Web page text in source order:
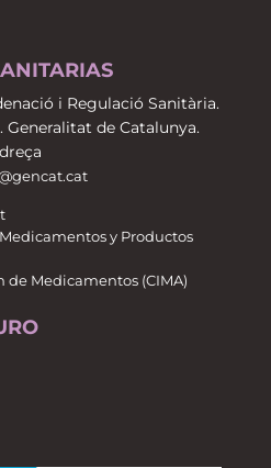
i Regulació Sanitària.
de Catalunya.
y Productos
Medicamentos (CIMA)